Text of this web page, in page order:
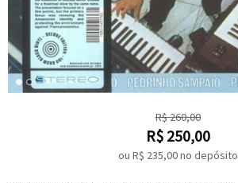
R$260,00
R$ 250,00
ou R$ 235,00no depósito